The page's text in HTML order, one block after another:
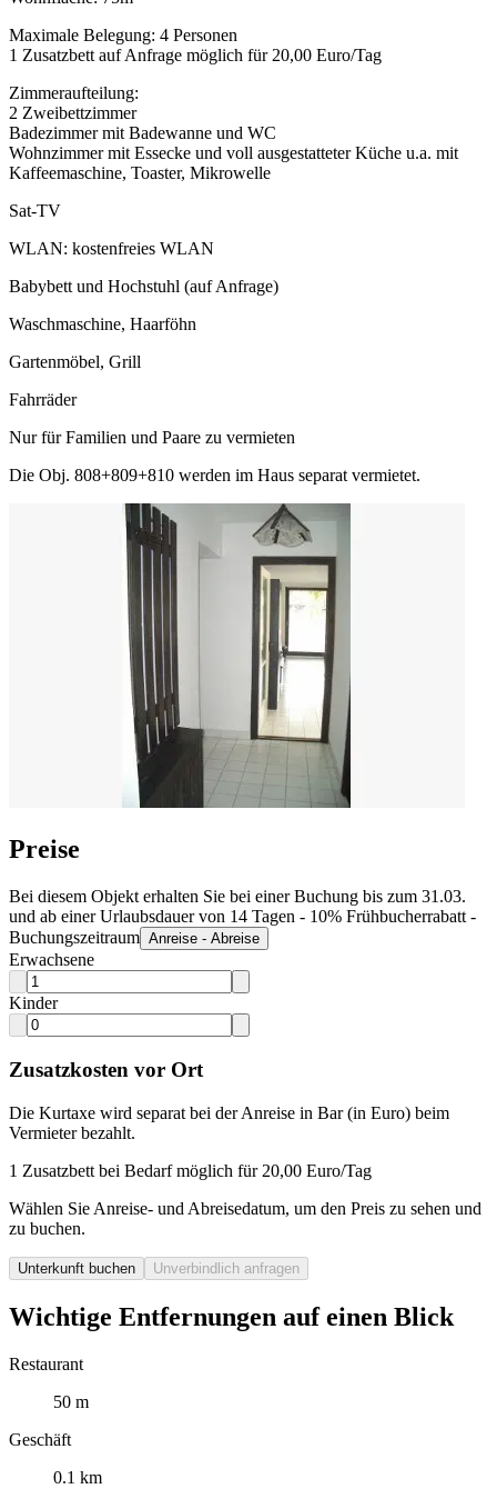
Maximale Belegung: 4 Personen
1 Zusatzbett auf Anfrage möglich für 20,00 Euro/Tag
Zimmeraufteilung:
2 Zweibettzimmer
Badezimmer mit Badewanne und WC
Wohnzimmer mit Essecke und voll ausgestatteter Küche u.a. mit
Kaffeemaschine, Toaster, Mikrowelle
Sat-TV
WLAN: kostenfreies WLAN
Babybett und Hochstuhl (auf Anfrage)
Waschmaschine, Haarföhn
Gartenmöbel, Grill
Fahrräder
Nur für Familien und Paare zu vermieten
Die Obj. 808+809+810 werden im Haus separat vermietet.
Preise
Bei diesem Objekt erhalten Sie bei einer Buchung bis zum 31.03.
und ab einer Urlaubsdauer von 14 Tagen - 10% Frühbucherrabatt -
Buchungszeitraum Anreise - Abreise
Erwachsene
Kinder
Zusatzkosten vor Ort
Die Kurtaxe wird separat bei der Anreise in Bar (in Euro) beim
Vermieter bezahlt.
1 Zusatzbett bei Bedarf möglich für 20,00 Euro/Tag
Wählen Sie Anreise- und Abreisedatum, um den Preis zu sehen und
zu buchen.
Unterkunft buchen Unverbindlich anfragen
Wichtige Entfernungen auf einen Blick
Restaurant
50 m
Geschäft
0.1 km